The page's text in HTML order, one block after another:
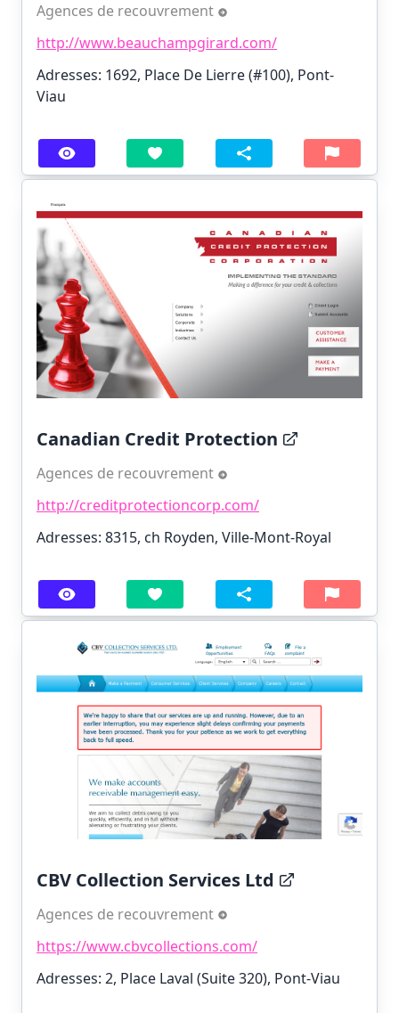
Agences de recouvrement
http://www.beauchampgirard.com/
Adresses: 1692, Place De Lierre (#100), Pont-
Viau
Canadian Credit Protection
Agences de recouvrement
http://creditprotectioncorp.com/
Adresses: 8315, ch Royden, Ville-Mont-Royal
CBV Collection Services Ltd
Agences de recouvrement
https://www.cbvcollections.com/
Adresses: 2, Place Laval (Suite 320), Pont-Viau